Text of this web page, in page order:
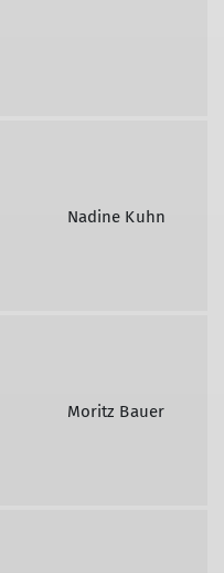
Nadine Kuhn
Moritz Bauer